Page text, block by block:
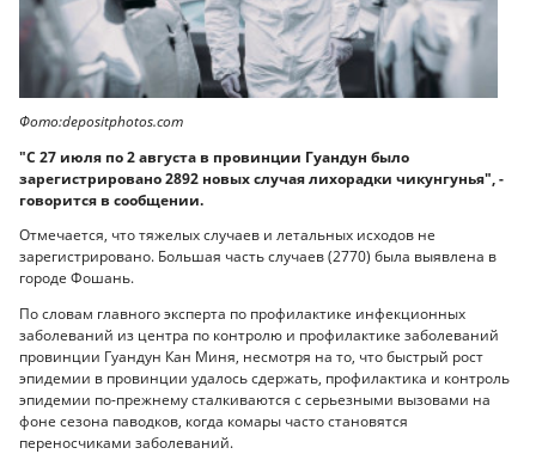
Фото:depositphotos.com
"С 27 июля по 2 августа в провинции Гуандун было
зарегистрировано 2892 новых случая лихорадки чикунгунья", -
говорится в сообщении.
Отмечается, что тяжелых случаев и летальных исходов не
зарегистрировано. Большая часть случаев (2770) была выявлена в
городе Фошань.
По словам главного эксперта по профилактике инфекционных
заболеваний из центра по контролю и профилактике заболеваний
провинции Гуандун Кан Миня, несмотря на то, что быстрый рост
эпидемии в провинции удалось сдержать, профилактика и контроль
эпидемии по-прежнему сталкиваются с серьезными вызовами на
фоне сезона паводков, когда комары часто становятся
переносчиками заболеваний.